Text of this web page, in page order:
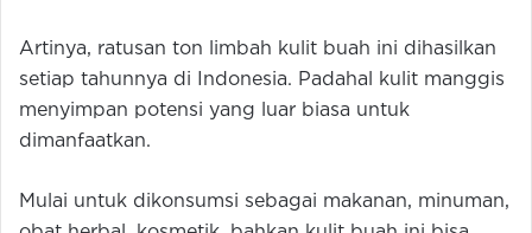
Artinya, ratusan ton limbah kulit buah ini dihasilkan
setiap tahunnya di Indonesia. Padahal kulit manggis
menyimpan potensi yang luar biasa untuk
dimanfaatkan.
Mulai untuk dikonsumsi sebagai makanan, minuman,